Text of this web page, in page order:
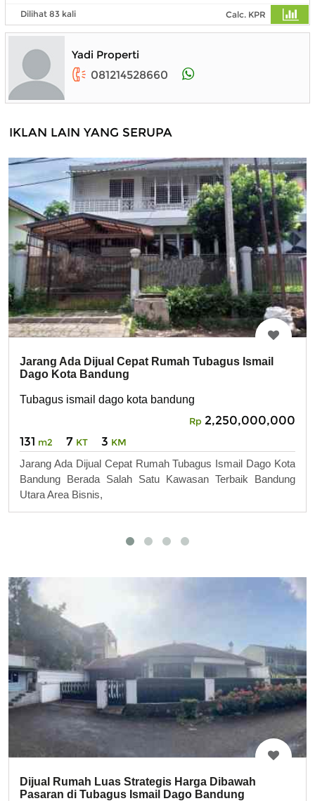
Dilihat 83 kali Calc. KPR
Yadi Properti
081214528660
IKLAN LAIN YANG SERUPA
Jarang Ada Dijual Cepat Rumah Tubagus Ismail
Dago Kota Bandung
Tubagus ismail dago kota bandung
Rp 2,250,000,000
131 m2 7 KT 3 KM
Jarang Ada Dijual Cepat Rumah Tubagus Ismail Dago Kota
Bandung Berada Salah Satu Kawasan Terbaik Bandung
Utara Area Bisnis,
Dijual Rumah Luas Strategis Harga Dibawah
Pasaran di Tubagus Ismail Dago Bandung